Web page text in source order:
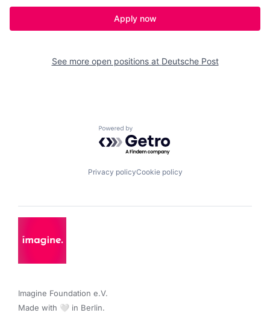
Apply now
See more open positions at Deutsche Post
Powered by Getro.com
Privacy policyCookie policy
Imagine Foundation e.V.
Made with 🤍 in Berlin.